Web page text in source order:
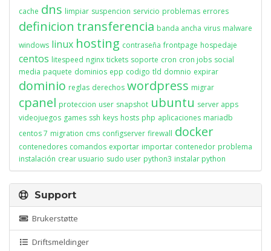
cache dns limpiar suspencion servicio problemas errores
definicion transferencia banda ancha virus malware
windows linux hosting contraseña frontpage hospedaje
centos litespeed nginx tickets soporte cron cron jobs social
media paquete dominios epp codigo tld domnio expirar
dominio reglas derechos wordpress migrar
cpanel proteccion user snapshot ubuntu server apps
videojuegos games ssh keys hosts php aplicaciones mariadb
centos 7 migration cms configserver firewall docker
contenedores comandos exportar importar contenedor problema
instalación crear usuario sudo user python3 instalar python
Support
Brukerstøtte
Driftsmeldinger